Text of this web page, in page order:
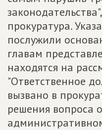
прокуратура.
послужили
главам
находятся на
"Ответственное
вызвано в
решения вопроса